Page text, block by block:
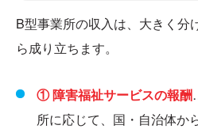
B型事業所の収入は、大きく分
ら成り立ちます。
① 障害福祉サービスの報酬
所に応じて、国・自治体か